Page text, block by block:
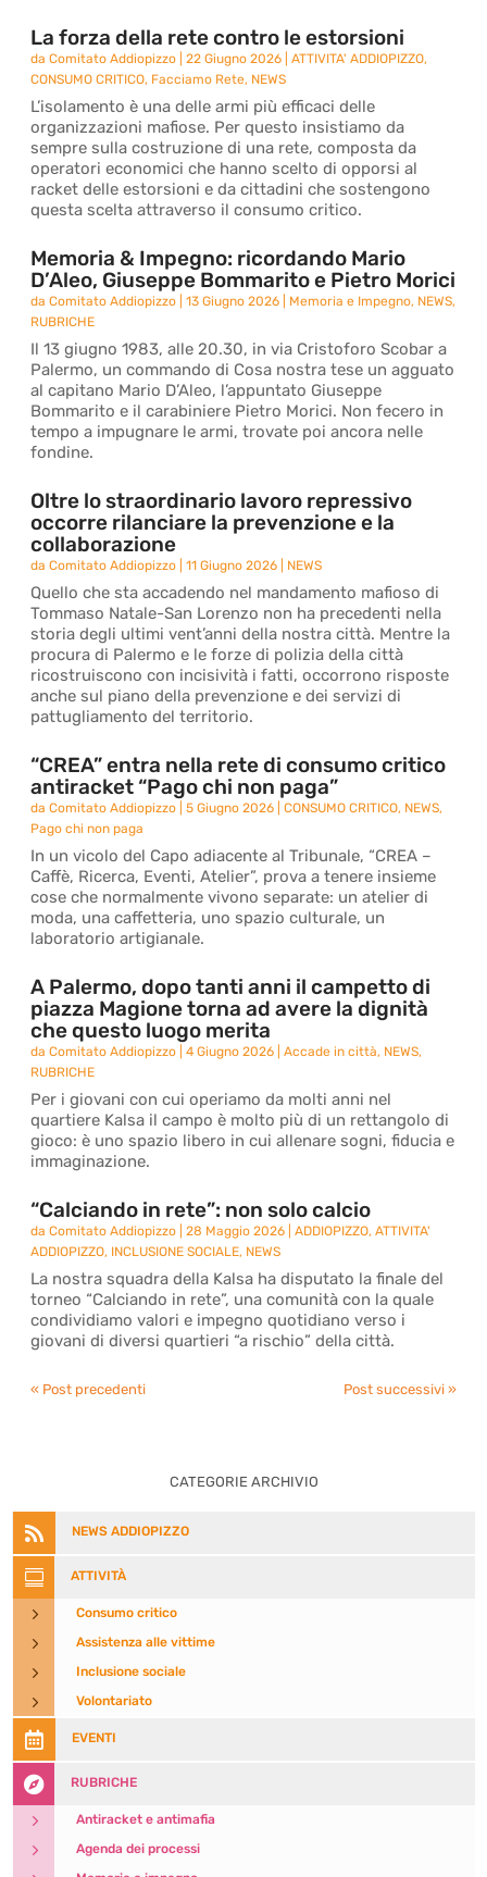
La forza della rete contro le estorsioni
daComitato Addiopizzo |22 Giugno 2026 |ATTIVITA' ADDIOPIZZO,
CONSUMO CRITICO, Facciamo Rete, NEWS
L’isolamento è una delle armi più efficaci delle
organizzazioni mafiose. Per questo insistiamo da
sempre sulla costruzione di una rete, composta da
operatori economici che hanno scelto di opporsi al
racket delle estorsioni e da cittadini che sostengono
questa scelta attraverso il consumo critico.
Memoria & Impegno: ricordando Mario
D’Aleo, Giuseppe Bommarito e Pietro Morici
daComitato Addiopizzo |13 Giugno 2026 Memoria e Impegno, NEWS,
RUBRICHE
Il 13 giugno 1983, alle 20.30, in via Cristoforo Scobar a
Palermo, un commando di Cosa nostra tese un agguato
al capitano Mario D’Aleo, l’appuntato Giuseppe
Bommarito e il carabiniere Pietro Morici. Non fecero in
tempo a impugnare le armi, trovate poi ancora nelle
fondine.
Oltre lo straordinario lavoro repressivo
occorre rilanciare la prevenzione e la
collaborazione
daComitato Addiopizzo |11 Giugno 2026 NEWS
Quello che sta accadendo nel mandamento mafioso di
Tommaso Natale-San Lorenzo non ha precedenti nella
storia degli ultimi vent’anni della nostra città. Mentre la
procura di Palermo e le forze di polizia della città
ricostruiscono con incisività i fatti, occorrono risposte
anche sul piano della prevenzione e dei servizi di
pattugliamento del territorio.
“CREA” entra nella rete di consumo critico
antiracket “Pago chi non paga”
daComitato Addiopizzo |5 Giugno 2026 |CONSUMO CRITICO, NEWS,
Pago chi non paga
In un vicolo del Capo adiacente al Tribunale, “CREA –
Caffè, Ricerca, Eventi, Atelier”, prova a tenere insieme
cose che normalmente vivono separate: un atelier di
moda, una caffetteria, uno spazio culturale, un
laboratorio artigianale.
A Palermo, dopo tanti anni il campetto di
piazza Magione torna ad avere la dignità
che questo luogo merita
daComitato Addiopizzo |4 Giugno 2026 |Accade in città, NEWS,
RUBRICHE
Per i giovani con cui operiamo da molti anni nel
quartiere Kalsa il campo è molto più di un rettangolo di
gioco: è uno spazio libero in cui allenare sogni, fiducia e
immaginazione.
“Calciando in rete”: non solo calcio
daComitato Addiopizzo |28 Maggio 2026 |ADDIOPIZZO,ATTIVITA'
ADDIOPIZZO, INCLUSIONE SOCIALE, NEWS
La nostra squadra della Kalsa ha disputato la finale del
torneo “Calciando in rete”, una comunità con la quale
condividiamo valori e impegno quotidiano verso i
giovani di diversi quartieri “a rischio” della città.
« Post precedenti Post successivi »
CATEGORIE ARCHIVIO
 NEWS ADDIOPIZZO
 ATTIVITÀ
5 Consumo critico
5 Assistenza alle vittime
5 Inclusione sociale
5 Volontariato
 EVENTI
 RUBRICHE
5 Antiracket e antimafia
5 Agenda dei processi